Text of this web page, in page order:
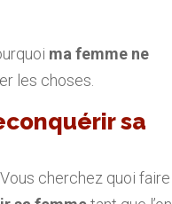
ma femme ne
les choses.
sa
cherchez quoi faire